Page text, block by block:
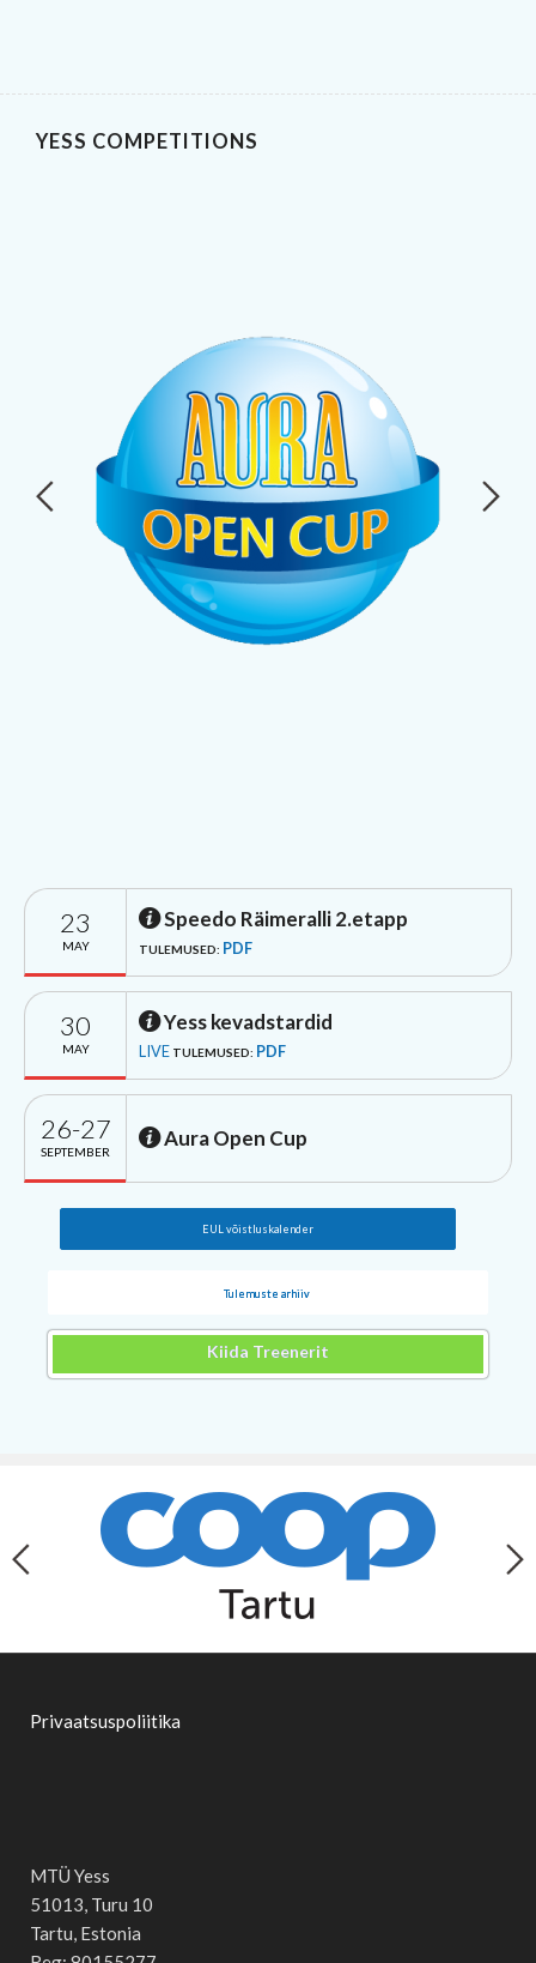
YESS COMPETITIONS
23
MAY
Speedo Räimeralli 2.etapp
TULEMUSED: PDF
30
MAY
Yess kevadstardid
LIVE TULEMUSED: PDF
26-27
SEPTEMBER
Aura Open Cup
EUL võistluskalender
Tulemuste arhiiv
Kiida Treenerit
Privaatsuspoliitika
MTÜ Yess
51013, Turu 10
Tartu, Estonia